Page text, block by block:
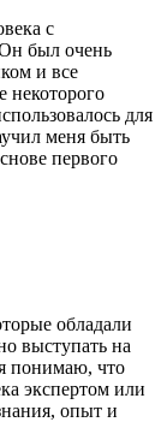
с
был очень
и все
некоторого
для
меня быть
первого
обладали
выступать на
понимаю, что
экспертом или
опыт и